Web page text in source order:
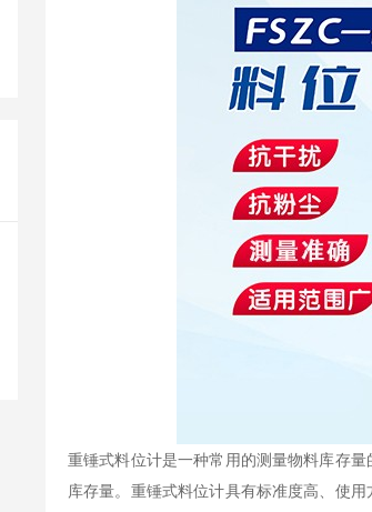
重锤式料位计是一种常用的测量物料库存
库存量。重锤式料位计具有标准度高、使